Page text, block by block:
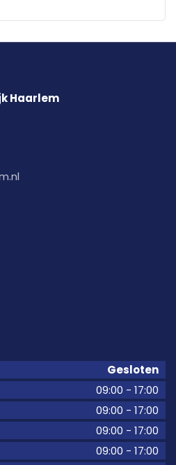
Haarlem
Gesloten
09:00 - 17:00
09:00 - 17:00
09:00 - 17:00
09:00 - 17:00